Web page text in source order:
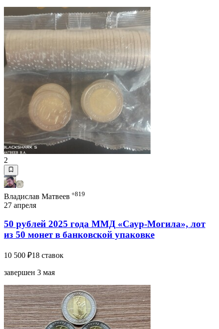
2
Владислав Матвеев +819
27 апреля
50 рублей 2025 года ММД «Саур-Могила», лот
из 50 монет в банковской упаковке
10 500 ₽18 ставок
завершен 3 мая